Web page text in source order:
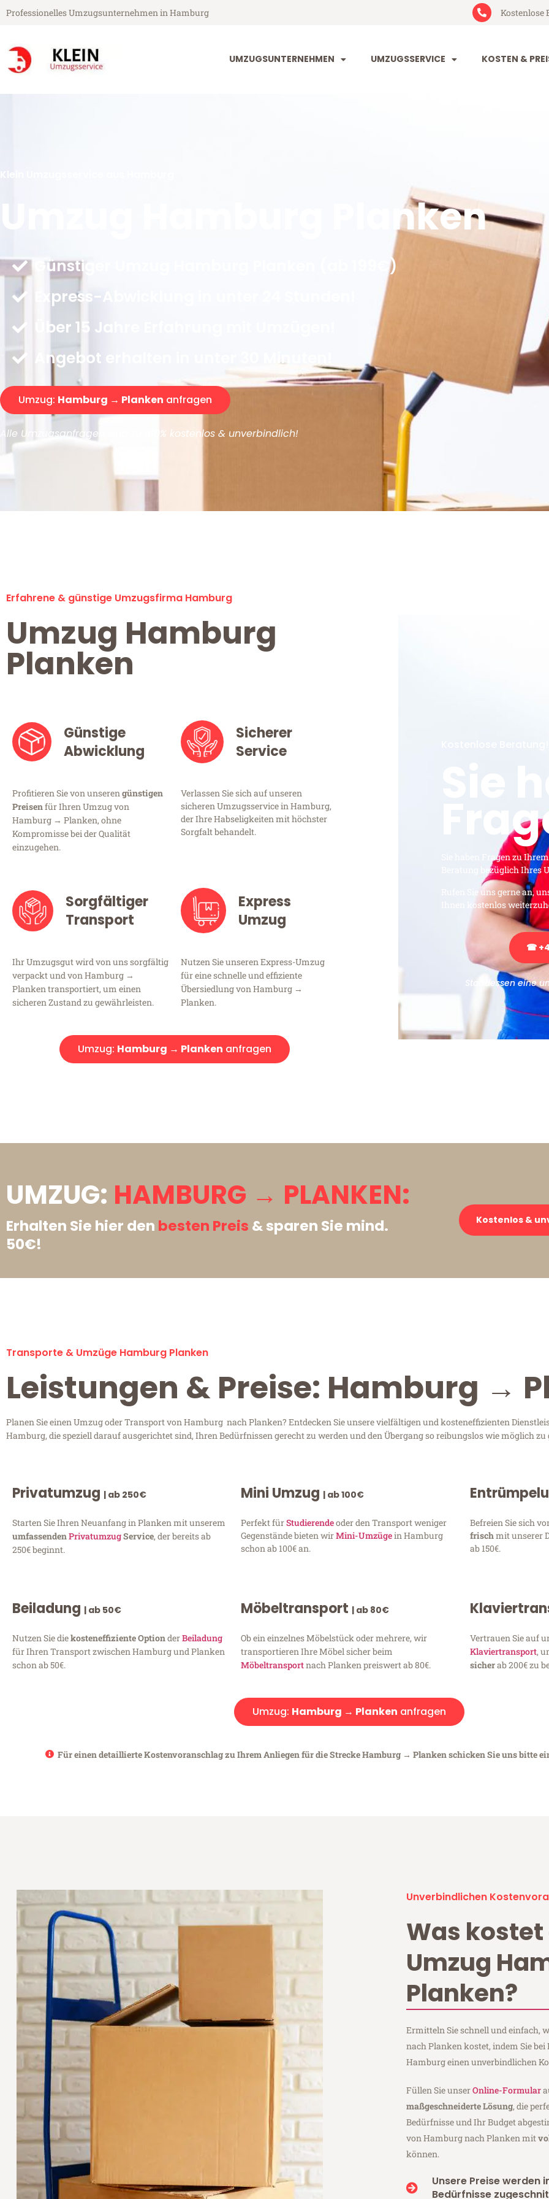
Professionelles Umzugsunternehmen in Hamburg Kostenlose
UMZUGSUNTERNEHMEN UMZUGSSERVICE KOSTEN &
Umzug Hamburg Planken
Günstiger Umzug Hamburg Planken (ab 199€)
Express-Abwicklung in unter 24 Stunden!
Über 15 Jahre Erfahrung mit Umzügen!
Angebot erhalten in unter 30 Minuten!
Umzug: Hamburg → Planken anfragen
Alle Umzugsanfragen sind zu 100% kostenlos & unverbindlich!
Erfahrene & günstige Umzugsfirma Hamburg
Umzug Hamburg
Planken
Günstige
Abwicklung
Profitieren Sie von unserengünstigen
Preisenfür Ihren Umzug von
Hamburg → Planken, ohne
Kompromisse bei der Qualität
einzugehen.
Sicherer
Service
Verlassen Sie sich auf unseren
sicheren Umzugsservice in Hamburg,
der Ihre Habseligkeiten mit höchster
Sorgfalt behandelt.
Sorgfältiger
Transport
Ihr Umzugsgut wird von uns sorgfältig
verpackt und von Hamburg →
Planken transportiert, um einen
sicheren Zustand zu gewährleisten.
Express
Umzug
Nutzen Sie unseren Express-Umzug
für eine schnelle und effiziente
Übersiedlung von Hamburg →
Planken.
Umzug: Hamburg → Planken anfragen
Sie
Sie haben Fragen zu
Beratung bezüglich Ihres
Rufen Sie uns gerne an,
Ihnen kostenlos
☎
Stattdessen eine
UMZUG: HAMBURG → PLANKEN:
Erhalten Sie hier den besten Preis & sparen Sie mind.
50€!
Kostenlos &
Transporte & Umzüge Hamburg Planken
Leistungen & Preise: Hamburg →
Planen Sie einen Umzug oder Transport von Hamburg nach Planken? Entdecken Sie unsere vielfältigen und kosteneffizienten
Hamburg, die speziell darauf ausgerichtet sind, Ihren Bedürfnissen gerecht zu werden und den Übergang so reibungslos wie möglich zu
Privatumzug | ab 250€
Starten Sie Ihren Neuanfang in Planken mit unserem
umfassendenPrivatumzugService, der bereits ab
250€ beginnt.
Mini Umzug | ab 100€
Perfekt fürStudierendeoder den Transport weniger
Gegenstände bieten wirMini-Umzügein Hamburg
schon ab 100€ an.
Befreien Sie sich
frischmit unserer
ab 150€.
Beiladung | ab 50€
Nutzen Sie diekosteneffiziente OptionderBeiladung
für Ihren Transport zwischen Hamburg und Planken
schon ab 50€.
Möbeltransport | ab 80€
Ob ein einzelnes Möbelstück oder mehrere, wir
transportieren Ihre Möbel sicher beim
Möbeltransportnach Planken preiswert ab 80€.
Vertrauen Sie auf
Klaviertransport,
sicherab 200€ zu
Umzug: Hamburg → Planken anfragen
Für einen detaillierte Kostenvoranschlag zu Ihrem Anliegen für die Strecke Hamburg → Planken schicken Sie uns bitte
Unverbindlichen
Was kostet
Umzug
Planken?
Ermitteln Sie schnell und einfach,
nach Planken kostet, indem Sie
Hamburg einen unverbindlichen
Füllen Sie unserOnline-Formular
maßgeschneiderte Lösung, die
Bedürfnisse und Ihr Budget
von Hamburg nach Planken mit
können.
Unsere Preise werden
Bedürfnisse